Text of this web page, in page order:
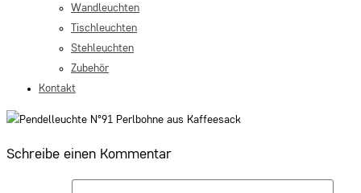
Wandleuchten
Tischleuchten
Stehleuchten
Zubehör
Kontakt
Schreibe einen Kommentar